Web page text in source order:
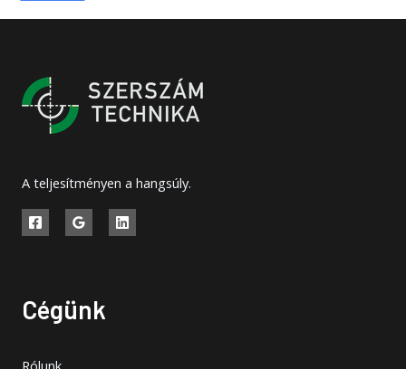
A teljesítményen a hangsúly.
Cégünk
Rólunk